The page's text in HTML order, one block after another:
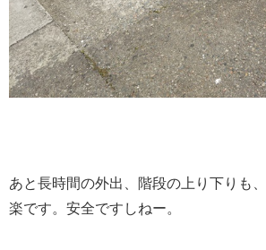
あと長時間の外出、階段の上り下りも
楽です。安全ですしねー。